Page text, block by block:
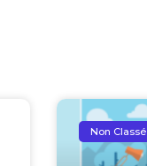
Non Classé